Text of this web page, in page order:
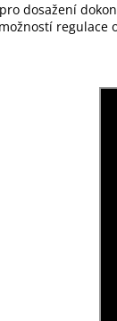
dosažení
regulace